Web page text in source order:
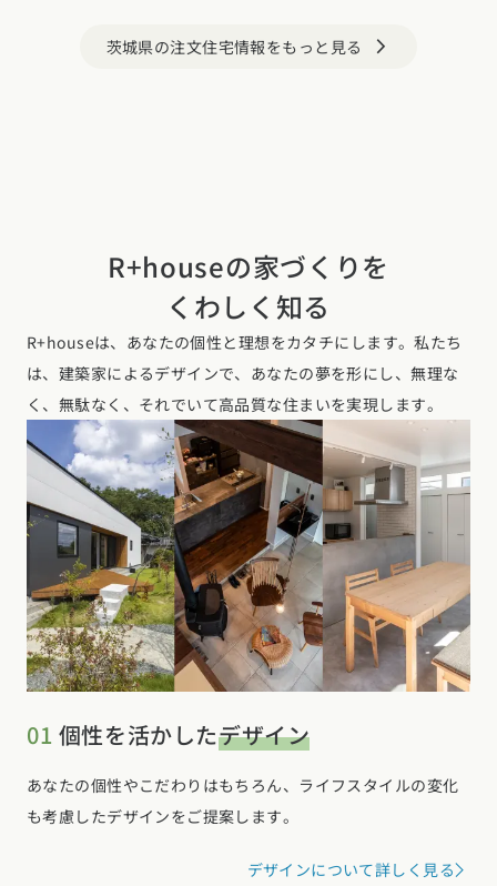
茨城県の注文住宅情報をもっと見る arrow_forward_ios
R+houseの家づくりを
くわしく知る
R+houseは、あなたの個性と理想をカタチにします。私たち
は、建築家によるデザインで、あなたの夢を形にし、無理な
く、無駄なく、それでいて高品質な住まいを実現します。
01 個性を活かしたデザイン
あなたの個性やこだわりはもちろん、ライフスタイルの変化
も考慮したデザインをご提案します。
デザインについて詳しく見る